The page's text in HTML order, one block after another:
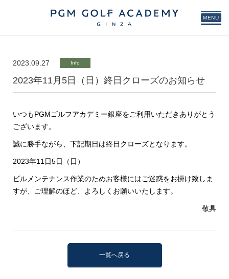
MENU
2023.09.27 Info
2023年11月5日（日）終日クローズのお知らせ
いつもPGMゴルフアカデミー銀座をご利用いただきありがとう
ございます。
誠に勝手ながら、下記期日は終日クローズとなります。
2023年11日5日（日）
ビルメンテナンス作業のためお客様にはご迷惑をお掛け致しま
すが、ご理解のほど、よろしくお願いいたします。
敬具
一覧へ戻る